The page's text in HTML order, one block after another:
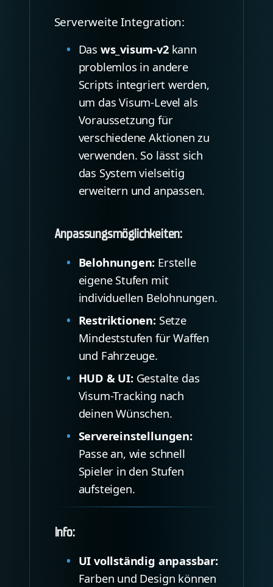
Serverweite Integration:
Das ws_visum-v2kann
problemlos in andere
Scripts integriert werden,
um das Visum-Level als
Voraussetzung für
verschiedene Aktionen zu
verwenden. So lässt sich
das System vielseitig
erweitern und anpassen.
Anpassungsmöglichkeiten:
Belohnungen: Erstelle
eigene Stufen mit
individuellen Belohnungen.
Restriktionen:Setze
Mindeststufen für Waffen
und Fahrzeuge.
HUD & UI:Gestalte das
Visum-Tracking nach
deinen Wünschen.
Servereinstellungen:
Passe an, wie schnell
Spieler in den Stufen
aufsteigen.
Info:
UI vollständig anpassbar:
Farben und Design können